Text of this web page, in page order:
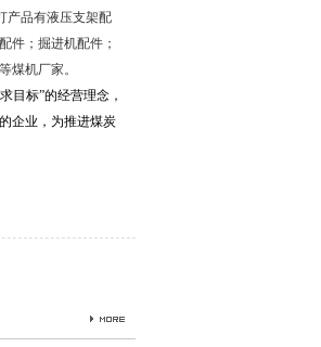
产品有液压支架配
件；掘进机配件；
煤机厂家。
目标”的经营理念，
企业，为推进煤炭